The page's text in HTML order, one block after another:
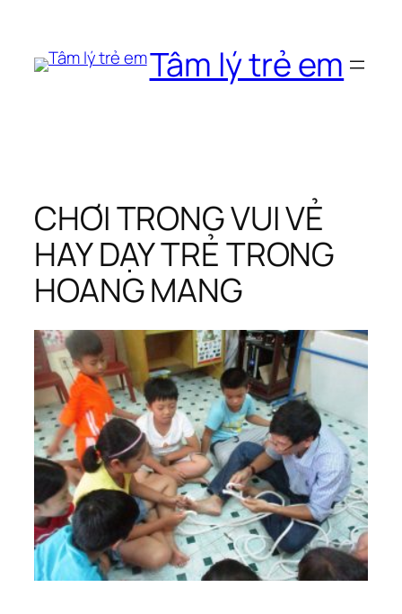
phần
Tâm lý trẻ em
CHƠI TRONG VUI VẺ
HAY DẠY TRẺ TRONG
HOANG MANG